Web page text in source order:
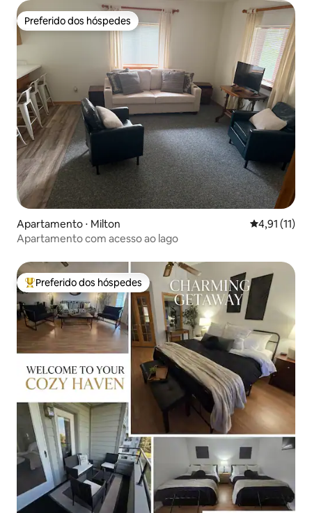
Preferido dos hóspedes
Preferido dos hóspedes
Apartamento ⋅ Milton 4,91 de uma
4,91 (11)
Apartamento com acesso ao lago
Entre os melhores preferidos dos hóspedes
Preferido dos hóspedes